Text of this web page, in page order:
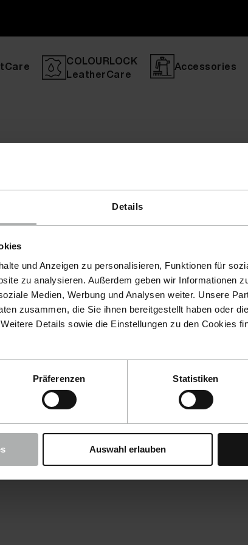
Details
und Anzeigen zu personalisieren, Funktionen für
zu analysieren. Außerdem geben wir Informationen
Medien, Werbung und Analysen weiter. Unsere
zusammen, die Sie ihnen bereitgestellt haben oder
Details sowie die Einstellungen zu den Cookies
Präferenzen Statistiken
Auswahl erlauben
COLOURLOCK
LeatherCare
Accessories